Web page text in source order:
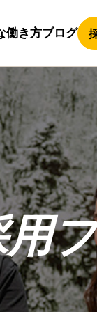
働き方ブログ